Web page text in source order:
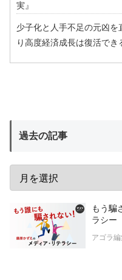
実』
少子化と人手不足の元凶を
り高度経済成長は復活でき
過去の記事
もう騙
ラシー
アゴラ